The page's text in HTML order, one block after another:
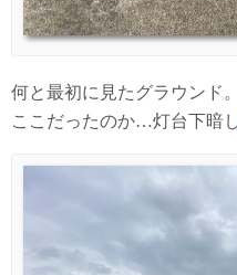
何と最初に見たグラウンド。
ここだったのか…灯台下暗